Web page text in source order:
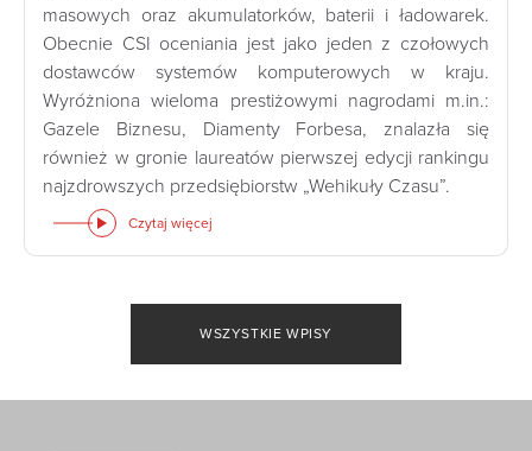
masowych oraz akumulatorków, baterii i ładowarek.
Obecnie CSI oceniania jest jako jeden z czołowych
dostawców systemów komputerowych w kraju.
Wyróżniona wieloma prestiżowymi nagrodami m.in.:
Gazele Biznesu, Diamenty Forbesa, znalazła się
również w gronie laureatów pierwszej edycji rankingu
najzdrowszych przedsiębiorstw „Wehikuły Czasu”.
Czytaj więcej
WSZYSTKIE WPISY